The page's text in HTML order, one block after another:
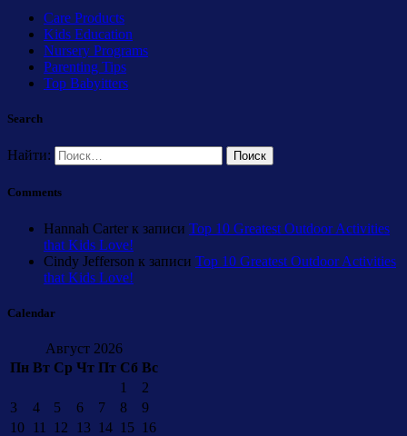
Care Products
Kids Education
Nursery Programs
Parenting Tips
Top Babyitters
Search
Найти:
Comments
Hannah Carter к записи Top 10 Greatest Outdoor Activities
that Kids Love!
Cindy Jefferson к записи Top 10 Greatest Outdoor Activities
that Kids Love!
Calendar
Август 2026
Пн Вт Ср Чт Пт Сб Вс
1
2
3
4 5 6 7 8
9
10
11 12 13 14 15 16